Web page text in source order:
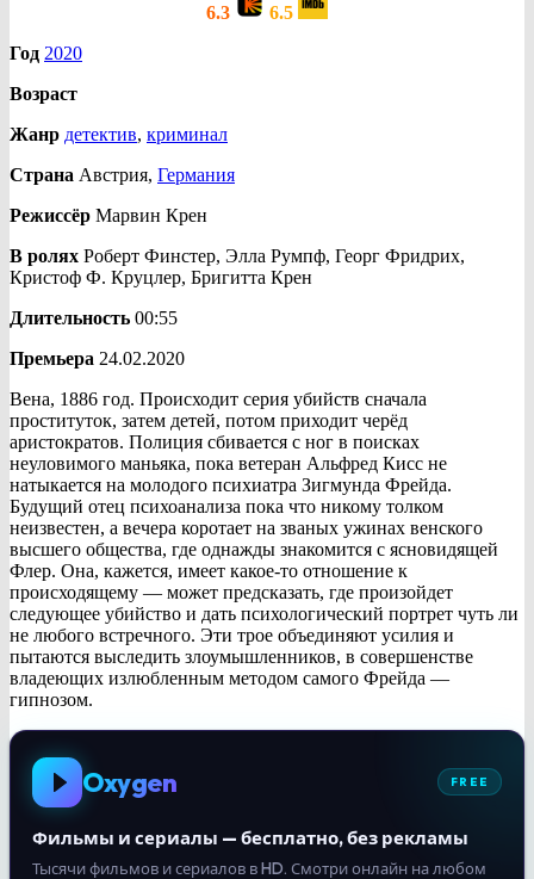
6.3
6.5
Год 2020
Возраст
Жанр детектив, криминал
Страна Австрия, Германия
Режиссёр Марвин Крен
В ролях Роберт Финстер, Элла Румпф, Георг Фридрих,
Кристоф Ф. Круцлер, Бригитта Крен
Длительность 00:55
Премьера 24.02.2020
Вена, 1886 год. Происходит серия убийств сначала
проституток, затем детей, потом приходит черёд
аристократов. Полиция сбивается с ног в поисках
неуловимого маньяка, пока ветеран Альфред Кисс не
натыкается на молодого психиатра Зигмунда Фрейда.
Будущий отец психоанализа пока что никому толком
неизвестен, а вечера коротает на званых ужинах венского
высшего общества, где однажды знакомится с ясновидящей
Флер. Она, кажется, имеет какое-то отношение к
происходящему — может предсказать, где произойдет
следующее убийство и дать психологический портрет чуть ли
не любого встречного. Эти трое объединяют усилия и
пытаются выследить злоумышленников, в совершенстве
владеющих излюбленным методом самого Фрейда —
гипнозом.
Oxygen FREE
Фильмы и сериалы — бесплатно, без рекламы
Тысячи фильмов и сериалов в HD. Смотри онлайн на любом